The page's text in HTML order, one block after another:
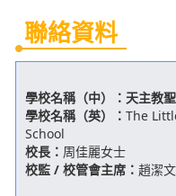
聯絡資料
學校名稱（中）： 天主教
學校名稱（英）： The
School
校長： 周佳麗女士
校監 / 校管會主席： 趙潔